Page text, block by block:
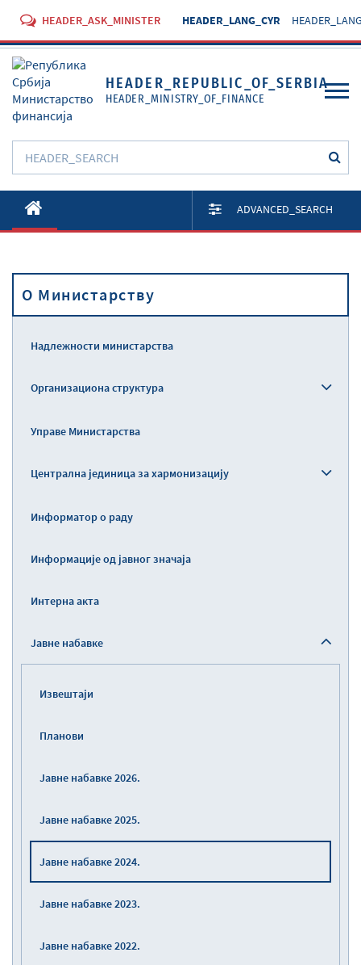
HEADER_ASK_MINISTER HEADER_LANG_CYR
HEADER_REPUBLIC_OF_SERBIA
HEADER_MINISTRY_OF_FINANCE
O Министарству
Активности
Прописи
ADVANCED_SEARCH
O Министарству
Надлежности министарства
Организациона структура
Управе Министарства
Централна јединица за хармонизацију
Информатор о раду
Информације од јавног значаја
Интерна акта
Јавне набавке
Извештаји
Планови
Јавне набавке 2026.
Јавне набавке 2025.
Јавне набавке 2024.
Јавне набавке 2023.
Јавне набавке 2022.